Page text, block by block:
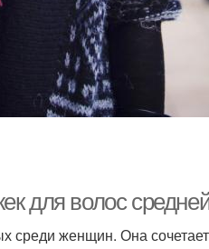
для волос
женщин. Она сочетает